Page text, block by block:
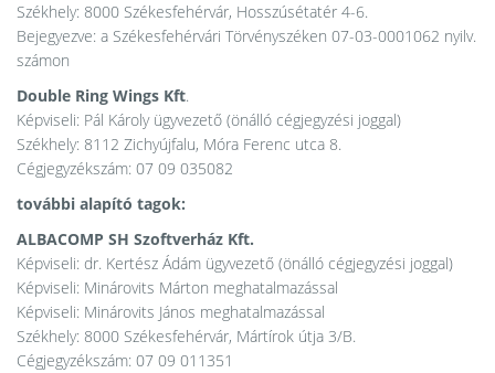
Székhely: 8000 Székesfehérvár, Hosszúsétatér 4-6.
Bejegyezve: a Székesfehérvári Törvényszéken 07-03-0001062 nyilv.
számon
Double Ring Wings Kft.
Képviseli: Pál Károly ügyvezető (önálló cégjegyzési joggal)
Székhely: 8112 Zichyújfalu, Móra Ferenc utca 8.
Cégjegyzékszám: 07 09 035082
további alapító tagok:
ALBACOMP SH Szoftverház Kft.
Képviseli: dr. Kertész Ádám ügyvezető (önálló cégjegyzési joggal)
Képviseli: Minárovits Márton meghatalmazással
Képviseli: Minárovits János meghatalmazással
Székhely: 8000 Székesfehérvár, Mártírok útja 3/B.
Cégjegyzékszám: 07 09 011351